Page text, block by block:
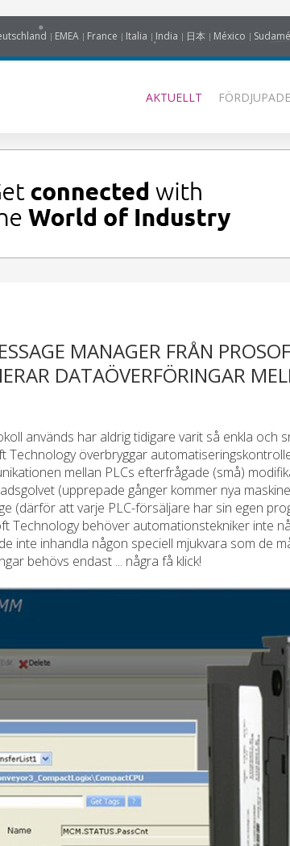
EMEA France Italia India 日本 México
AKTUELLT
MANAGER FRÅN
DATAÖVERFÖRINGAR
används har aldrig tidigare varit så enkla och
överbryggar
mellan PLCs efterfrågade (små)
(upprepade gånger kommer nya
(därför att varje PLC-försäljare har sin egen
Technology behöver automationstekniker inte
inte inhandla någon speciell mjukvara som de
behövs endast ... några få klick!